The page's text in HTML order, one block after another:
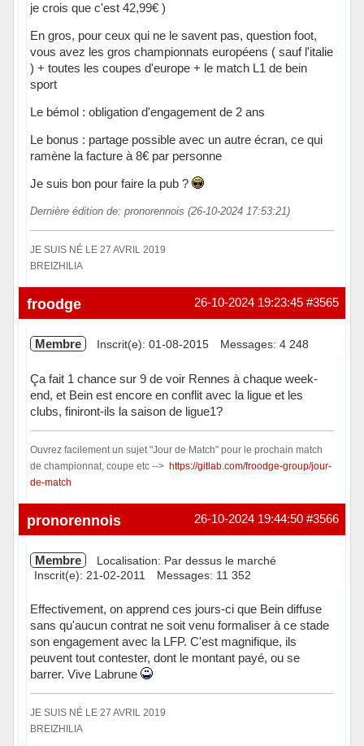
je crois que c'est 42,99€ )
En gros, pour ceux qui ne le savent pas, question foot,
vous avez les gros championnats européens ( sauf l'italie
) + toutes les coupes d'europe + le match L1 de bein
sport
Le bémol : obligation d'engagement de 2 ans
Le bonus : partage possible avec un autre écran, ce qui
ramène la facture à 8€ par personne
Je suis bon pour faire la pub ?
Dernière édition de: pronorennois (26-10-2024 17:53:21)
JE SUIS NÉ LE 27 AVRIL 2019
BREIZHILIA
Hors ligne #3565
26-10-2024 19:23:45
froodge
Membre Inscrit(e): 01-08-2015 Messages: 4 248
Ça fait 1 chance sur 9 de voir Rennes à chaque week-
end, et Bein est encore en conflit avec la ligue et les
clubs, finiront-ils la saison de ligue1?
Ouvrez facilement un sujet "Jour de Match" pour le prochain match
de championnat, coupe etc --> https://gitlab.com/froodge-group/jour-
de-match
Hors ligne #3566
26-10-2024 19:44:50
pronorennois
Membre
Localisation: Par dessus le marché
Inscrit(e): 21-02-2011
Messages: 11 352
Effectivement, on apprend ces jours-ci que Bein diffuse
sans qu'aucun contrat ne soit venu formaliser à ce stade
son engagement avec la LFP. C'est magnifique, ils
peuvent tout contester, dont le montant payé, ou se
barrer. Vive Labrune
JE SUIS NÉ LE 27 AVRIL 2019
BREIZHILIA